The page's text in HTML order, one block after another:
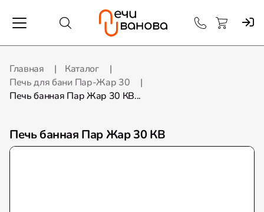
Главная
Каталог
Печь для бани Пар-Жар 30
Печь банная Пар Жар 30 КВ...
Печь банная Пар Жар 30 КВ